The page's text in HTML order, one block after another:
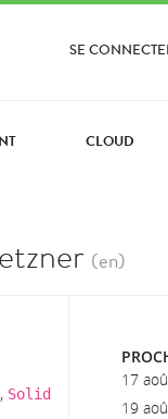
SE
CLOUD
(en)
, Solid
17
19